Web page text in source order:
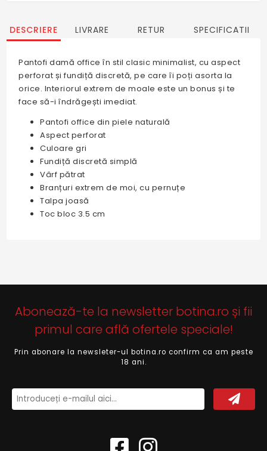
DESCRIERE LIVRARE RETUR SPECIFICATII
Pantofi damă office în stil clasic minimalist, cu aspect
perforat și fundiță discretă, pe care îi poți asorta la
orice. Interiorul extrem de moale este un bonus și te
face să-i îndrăgești imediat.
Pantofi office din piele naturală
Aspect perforat
Culoare gri
Fundiță discretă simplă
Vârf pătrat
Branțuri extrem de moi, cu pernuțe
Talpa joasă
Toc bloc 3.5 cm
Abonează-te la newsletter botina.ro și fii
primul care află ofertele speciale!
Prin abonare la newsleter-ul botina.ro confirm ca am peste
18 ani.